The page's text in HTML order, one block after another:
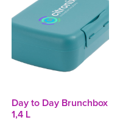
Day to Day Brunchbox
1,4 L